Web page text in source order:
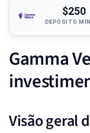
$250
DEPÓSITO
Gamma
Visão geral